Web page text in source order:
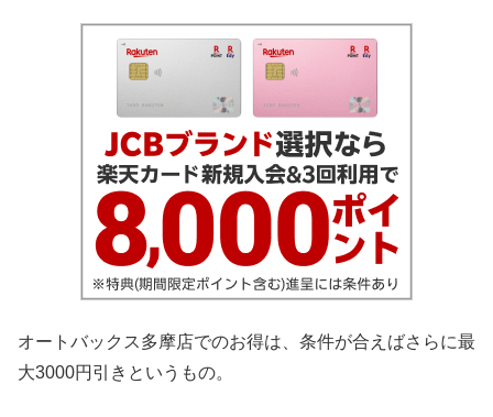
オートバックス多摩店でのお得は、条件が合えばさらに最
大3000円引きというもの。